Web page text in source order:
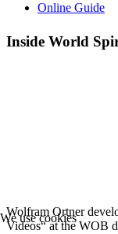
Online Guide
Inside World
Wolfram Ortner
Videos“ at the WOB
We use cookies